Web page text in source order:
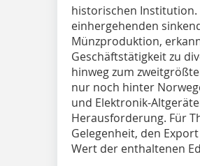
historischen Institution.
einhergehenden
Münzproduktion,
Geschäftstätigkeit zu
hinweg zum
nur noch hinter
und Elektronik-
Herausforderung. Für
Gelegenheit, den
Wert der enthaltenen